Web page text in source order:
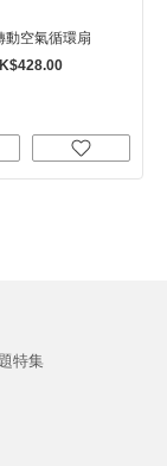
動空氣循環扇
特集